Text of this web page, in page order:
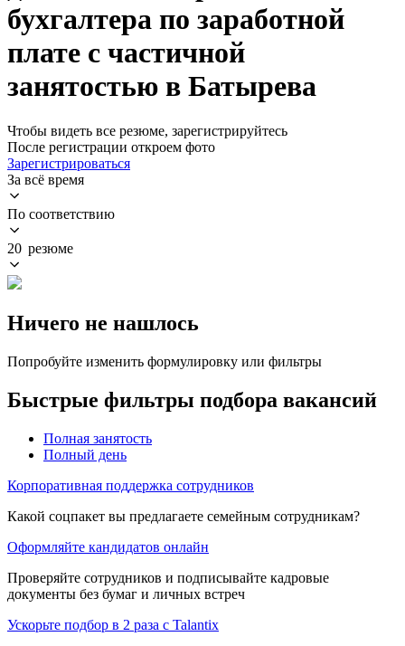
бухгалтера по заработной
плате с частичной
занятостью в Батырева
Чтобы видеть все резюме, зарегистрируйтесь
После регистрации откроем фото
Зарегистрироваться
За всё время
По соответствию
20 резюме
Ничего не нашлось
Попробуйте изменить формулировку или фильтры
Быстрые фильтры подбора вакансий
Полная занятость
Полный день
Корпоративная поддержка сотрудников
Какой соцпакет вы предлагаете семейным сотрудникам?
Оформляйте кандидатов онлайн
Проверяйте сотрудников и подписывайте кадровые
документы без бумаг и личных встреч
Ускорьте подбор в 2 раза с Talantix